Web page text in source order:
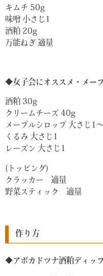
キムチ 50g
味噌 小さじ1
酒粕 20g
万能ねぎ 適量
◆女子会にオススメ・メー
酒粕 30g
クリームチーズ 40g
メープルシロップ 大さじ1
くるみ 大さじ1
レーズン 大さじ1
(トッピング)
クラッカー 適量
野菜スティック 適量
作り方
◆アボカドツナ酒粕ディップ